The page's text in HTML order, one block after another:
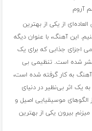
آروم
از یکی از بهترین
این آهنگ، با عنوان دیگه
اجزای جذابی که برای یک
شده است. تنظیمی بی
به کار گرفته شده است،
یک اثر بی‌نظیر در دنیای
موسیقیایی اصیل و
بیرون یکی از بهترین